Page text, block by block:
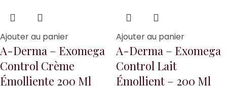
Ajouter au panier
A-Derma – Exomega
Control Crème
Émolliente 200 Ml
Ajouter au panier
A-Derma – Exomega
Control Lait
Émollient – 200 Ml